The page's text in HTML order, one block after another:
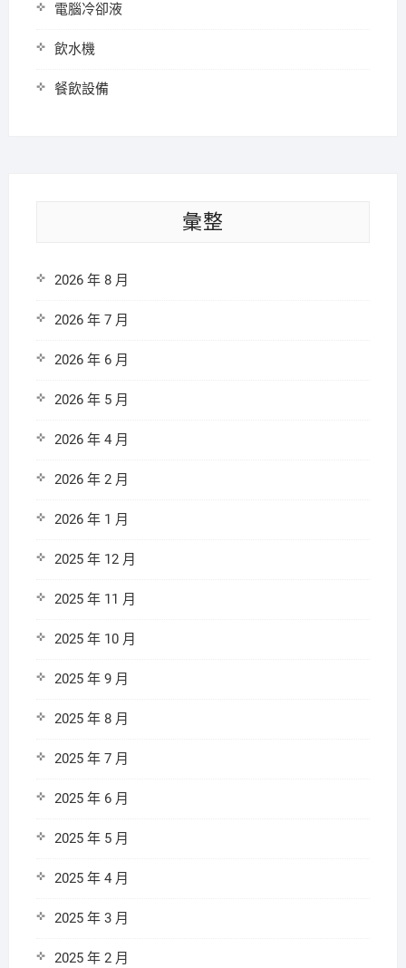
電腦冷卻液
飲水機
餐飲設備
彙整
2026 年 8 月
2026 年 7 月
2026 年 6 月
2026 年 5 月
2026 年 4 月
2026 年 2 月
2026 年 1 月
2025 年 12 月
2025 年 11 月
2025 年 10 月
2025 年 9 月
2025 年 8 月
2025 年 7 月
2025 年 6 月
2025 年 5 月
2025 年 4 月
2025 年 3 月
2025 年 2 月